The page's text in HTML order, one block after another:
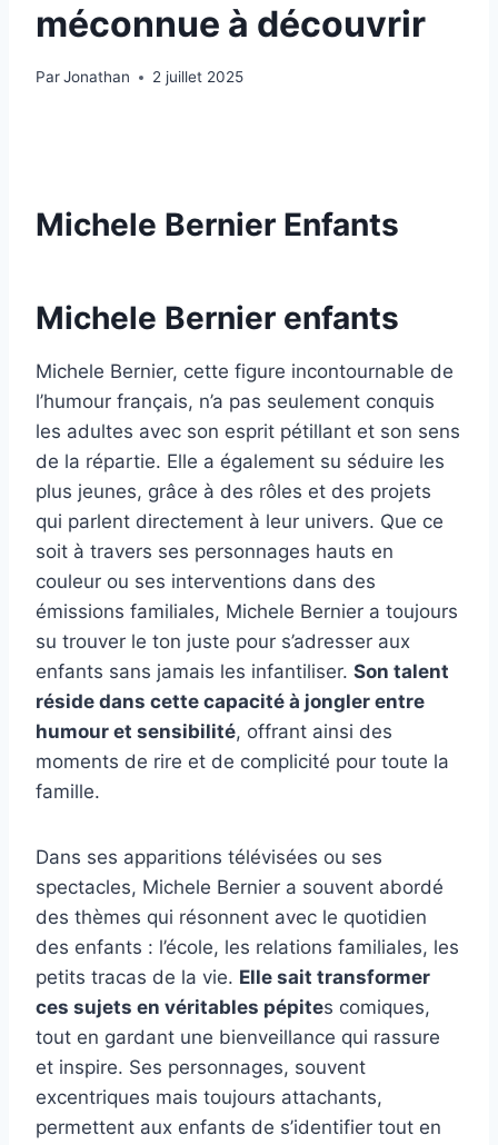
méconnue à découvrir
ParJonathan 2 juillet 2025
Michele Bernier Enfants
Michele Bernier enfants
Michele Bernier, cette figure incontournable de
l’humour français, n’a pas seulement conquis
les adultes avec son esprit pétillant et son sens
de la répartie. Elle a également su séduire les
plus jeunes, grâce à des rôles et des projets
qui parlent directement à leur univers. Que ce
soit à travers ses personnages hauts en
couleur ou ses interventions dans des
émissions familiales, Michele Bernier a toujours
su trouver le ton juste pour s’adresser aux
enfants sans jamais les infantiliser. Son talent
réside dans cette capacité à jongler entre
humour et sensibilité, offrant ainsi des
moments de rire et de complicité pour toute la
famille.
Dans ses apparitions télévisées ou ses
spectacles, Michele Bernier a souvent abordé
des thèmes qui résonnent avec le quotidien
des enfants : l’école, les relations familiales, les
petits tracas de la vie. Elle sait transformer
ces sujets en véritables pépites comiques,
tout en gardant une bienveillance qui rassure
et inspire. Ses personnages, souvent
excentriques mais toujours attachants,
permettent aux enfants de s’identifier tout en